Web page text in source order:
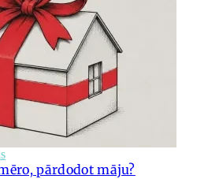
pārdodot māju?